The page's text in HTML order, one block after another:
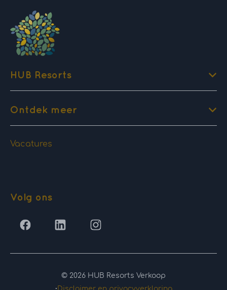
HUB Resorts
Ontdek meer
Vacatures
Volg ons
© 2026 HUB Resorts Verkoop